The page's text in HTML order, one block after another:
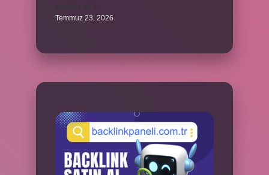
Temmuz 23, 2026